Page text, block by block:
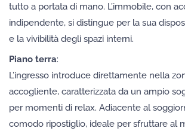
tutto a portata di mano. L’immobile, con
indipendente, si distingue per la sua
e la vivibilità degli spazi interni.
Piano terra:
L’ingresso introduce direttamente nella
accogliente, caratterizzata da un ampio
per momenti di relax. Adiacente al
comodo ripostiglio, ideale per sfruttare al